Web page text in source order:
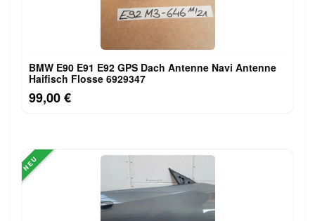
BMW E90 E91 E92 GPS Dach Antenne Navi Antenne
Haifisch Flosse 6929347
99,00 €
NEU